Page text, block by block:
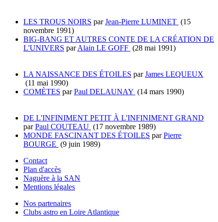
LES TROUS NOIRS parJean-Pierre LUMINET (15
novembre 1991)
BIG-BANG ET AUTRES CONTE DE LA CRÉATION DE
L'UNIVERS parAlain LE GOFF (28 mai 1991)
LA NAISSANCE DES ÉTOILES parJames LEQUEUX
(11 mai 1990)
COMÈTES parPaul DELAUNAY (14 mars 1990)
DE L'INFINIMENT PETIT À L'INFINIMENT GRAND
parPaul COUTEAU (17 novembre 1989)
MONDE FASCINANT DES ÉTOILES parPierre
BOURGE (9 juin 1989)
Contact
Plan d'accès
Naguère à la SAN
Mentions légales
Nos partenaires
Clubs astro en Loire Atlantique